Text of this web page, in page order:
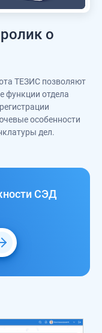
о
ТЕЗИС позволяют
функции отдела
особенности
дел.
СЭД